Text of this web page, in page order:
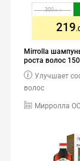
Mirrolla
роста волос
Мирролла
Улучшает
волос
300.00
219